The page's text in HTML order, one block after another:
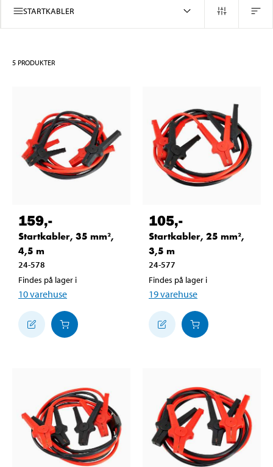
STARTKABLER
5 PRODUKTER
159,-
Startkabler, 35 mm²,
4,5 m
24-578
Findes på lager i
10varehuse
105,-
Startkabler, 25 mm²,
3,5 m
24-577
Findes på lager i
19varehuse